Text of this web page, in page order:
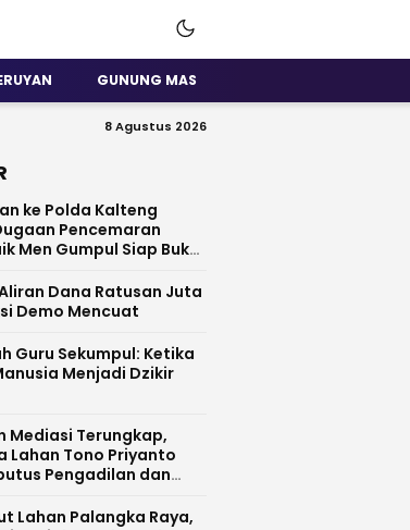
GUNUNG MAS
8 Agustus 2026
ke Polda Kalteng
Pencemaran
Men Gumpul Siap Buka
Dana Ratusan Juta
Demo Mencuat
Guru Sekumpul: Ketika
Menjadi Dzikir
Mediasi Terungkap,
Lahan Tono Priyanto
Pengadilan dan
Lahan Palangka Raya,